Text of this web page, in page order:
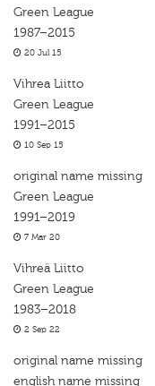
Green League
1987–2015
20 Jul 15
Vihrea Liitto
Green League
1991–2015
10 Sep 15
original name missing
Green League
1991–2019
7 Mar 20
Vihreä Liitto
Green League
1983–2018
2 Sep 22
original name missing
english name missing